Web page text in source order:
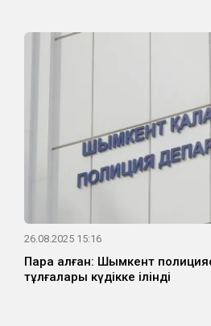
26.08.2025 15:16
Пара алған: Шымкент
тұлғалары күдікке ілінді